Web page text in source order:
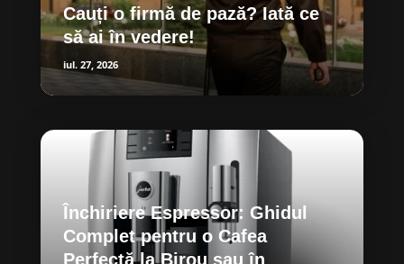
Cauți o firmă de pază? Iată ce
să ai în vedere!
iul. 27, 2026
Închiriere Espressor: Ghidul
Complet pentru o Cafea
Perfectă la Birou sau în